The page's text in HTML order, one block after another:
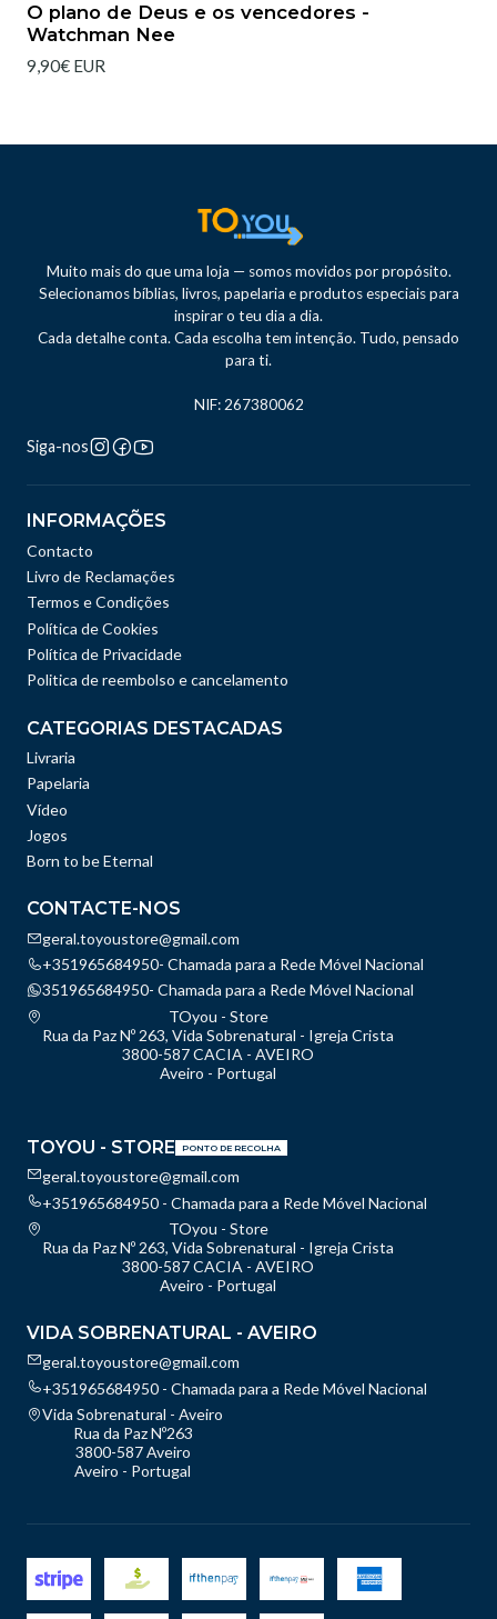
O plano de Deus e os vencedores -
Watchman Nee
9,90€ EUR
Muito mais do que uma loja — somos movidos por propósito.
Selecionamos bíblias, livros, papelaria e produtos especiais para
inspirar o teu dia a dia.
Cada detalhe conta. Cada escolha tem intenção. Tudo, pensado
para ti.
NIF: 267380062
Siga-nos
INFORMAÇÕES
Contacto
Livro de Reclamações
Termos e Condições
Política de Cookies
Política de Privacidade
Politica de reembolso e cancelamento
CATEGORIAS DESTACADAS
Livraria
Papelaria
Vídeo
Jogos
Born to be Eternal
CONTACTE-NOS
geral.toyoustore@gmail.com
+351965684950- Chamada para a Rede Móvel Nacional
351965684950- Chamada para a Rede Móvel Nacional
TOyou - Store
Rua da Paz Nº 263, Vida Sobrenatural - Igreja Crista
3800-587 CACIA - AVEIRO
Aveiro - Portugal
TOYOU - STORE PONTO DE RECOLHA
geral.toyoustore@gmail.com
+351965684950 - Chamada para a Rede Móvel Nacional
TOyou - Store
Rua da Paz Nº 263, Vida Sobrenatural - Igreja Crista
3800-587 CACIA - AVEIRO
Aveiro - Portugal
VIDA SOBRENATURAL - AVEIRO
geral.toyoustore@gmail.com
+351965684950 - Chamada para a Rede Móvel Nacional
Vida Sobrenatural - Aveiro
Rua da Paz Nº263
3800-587 Aveiro
Aveiro - Portugal